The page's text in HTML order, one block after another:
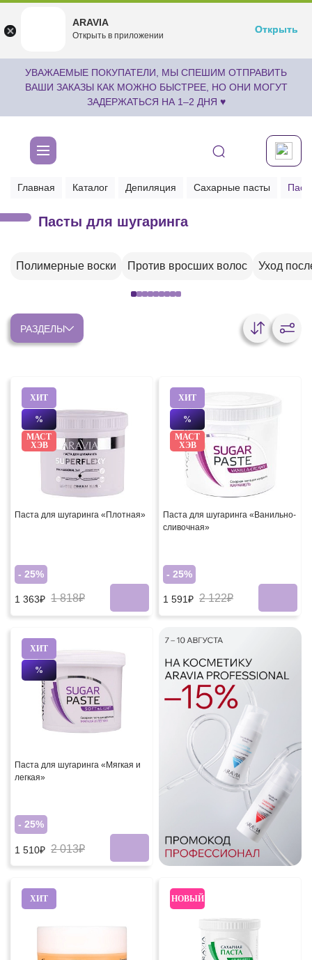
undefined
Бесплатноru.aravia.new
Открыть
УВАЖАЕМЫЕ ПОКУПАТЕЛИ, МЫ СПЕШИМ ОТПРАВИТЬ
ВАШИ ЗАКАЗЫ КАК МОЖНО БЫСТРЕЕ, НО ОНИ МОГУТ
ЗАДЕРЖАТЬСЯ НА 1–2 ДНЯ ♥
Главная Каталог Депиляция Сахарные пасты
Пасты для шугаринга
Полимерные воски Против вросших волос Уход
РАЗДЕЛЫ
ХИТ
%
МАСТ
ХЭВ
Паста для шугаринга «Плотная»
- 25%
1 363₽ 1 818₽
ХИТ
%
МАСТ
ХЭВ
Паста для шугаринга «Ванильно-
сливочная»
- 25%
1 591₽ 2 122₽
ХИТ
%
Паста для шугаринга «Мягкая и
легкая»
- 25%
1 510₽ 2 013₽
ХИТ НОВЫЙ
ARAVIA
Открыть в приложении
Открыть